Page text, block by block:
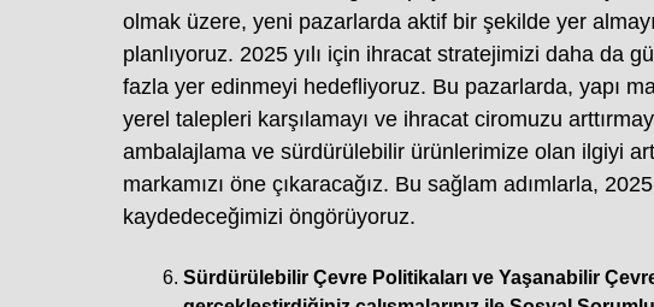
olmak üzere, yeni pazarlarda aktif bir şekilde yer
planlıyoruz. 2025 yılı için ihracat stratejimizi daha da
fazla yer edinmeyi hedefliyoruz. Bu pazarlarda, yapı
yerel talepleri karşılamayı ve ihracat ciromuzu
ambalajlama ve sürdürülebilir ürünlerimize olan ilgiyi
markamızı öne çıkaracağız. Bu sağlam adımlarla,
kaydedeceğimizi öngörüyoruz.
Sürdürülebilir Çevre Politikaları ve Yaşanabilir